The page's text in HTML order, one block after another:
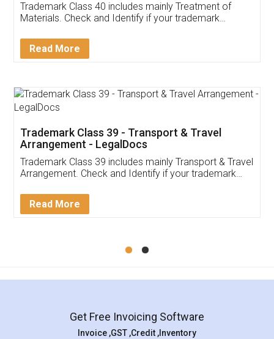
Trademark Class 40 includes mainly Treatment of
Materials. Check and Identify if your trademark
Read More
Trademark Class 39 - Transport & Travel
Arrangement - LegalDocs
Trademark Class 39 includes mainly Transport & Travel
Arrangement. Check and Identify if your trademark
Read More
Get Free Invoicing Software
Invoice ,GST ,Credit ,Inventory